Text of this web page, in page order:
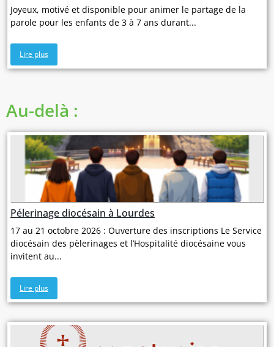
Joyeux, motivé et disponible pour animer le partage de la
parole pour les enfants de 3 à 7 ans durant...
Lire plus
Au-delà :
Pélerinage diocésain à Lourdes
17 au 21 octobre 2026 : Ouverture des inscriptions Le Service
diocésain des pèlerinages et l’Hospitalité diocésaine vous
invitent au...
Lire plus